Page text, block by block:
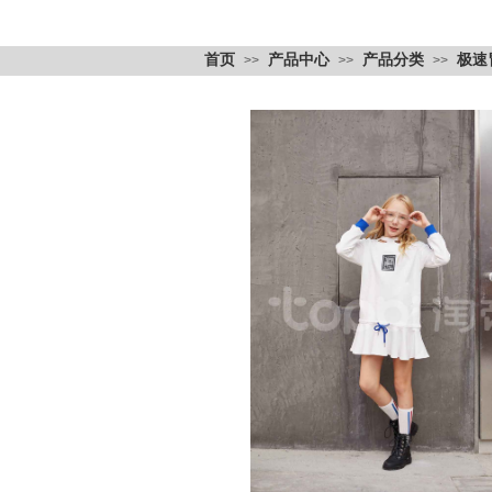
首页 >> 产品中心 >> 产品分类 >> 极速